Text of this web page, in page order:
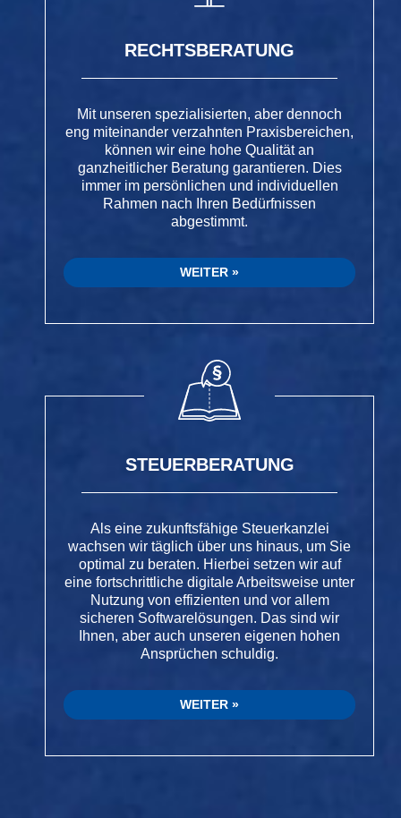
RECHTSBERATUNG
Mit unseren spezialisierten, aber dennoch
eng miteinander verzahnten Praxisbereichen,
können wir eine hohe Qualität an
ganzheitlicher Beratung garantieren. Dies
immer im persönlichen und individuellen
Rahmen nach Ihren Bedürfnissen
abgestimmt.
WEITER
STEUERBERATUNG
Als eine zukunftsfähige Steuerkanzlei
wachsen wir täglich über uns hinaus, um Sie
optimal zu beraten. Hierbei setzen wir auf
eine fortschrittliche digitale Arbeitsweise unter
Nutzung von effizienten und vor allem
sicheren Softwarelösungen. Das sind wir
Ihnen, aber auch unseren eigenen hohen
Ansprüchen schuldig.
WEITER